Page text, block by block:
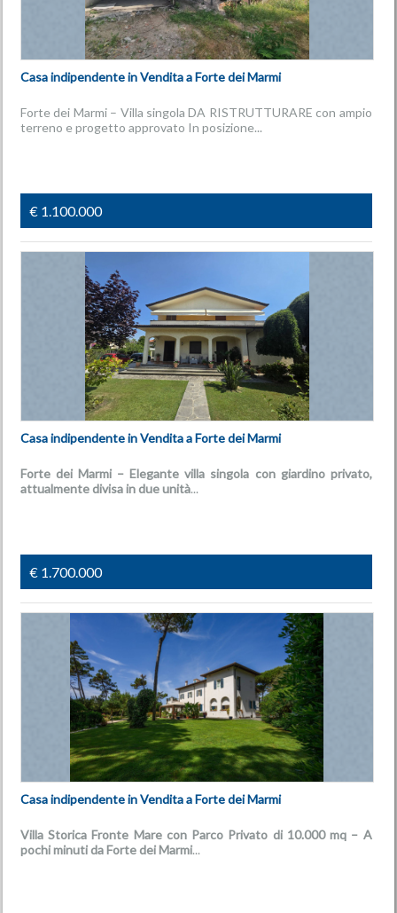
Casa indipendente in Vendita a Forte dei Marmi
Forte dei Marmi – Villa singola DA RISTRUTTURARE con ampio
terreno e progetto approvato In posizione...
€ 1.100.000
Casa indipendente in Vendita a Forte dei Marmi
Forte dei Marmi – Elegante villa singola con giardino privato,
attualmente divisa in due unità...
€ 1.700.000
Casa indipendente in Vendita a Forte dei Marmi
Villa Storica Fronte Mare con Parco Privato di 10.000 mq – A
pochi minuti da Forte dei Marmi...